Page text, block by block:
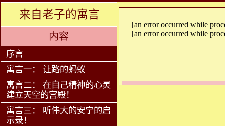
来自老子的寓言
内容
序言
寓言一： 让路的蚂蚁
寓言二： 在自己精神的心灵
建立天空的宫殿！
寓言三： 听伟大的安宁的启
示录！
[an error occurred while
[an error occurred while